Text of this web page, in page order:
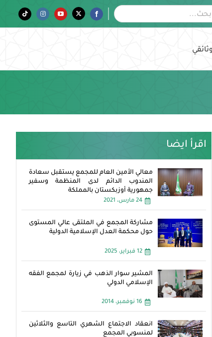
Facebook
Twitter
YouTube
Instagram
Tiktok
اقرأ ايضا
معالي الأمين العام للمجمع يستقبل سعادة
المندوب الدائم لدى المنظمة وسفير
جمهورية أوزبكستان بالمملكة
24 مارس، 2021
مشاركة المجمع في الملتقى عالي المستوى
حول محكمة العدل الإسلامية الدولية
12 فبراير، 2025
المشير سوار الذهب في زيارة لمجمع الفقه
الإسلامي الدولي
16 نوفمبر، 2014
انعقاد الاجتماع الشهري التاسع والثلاثين
لمنسوبي المجمع